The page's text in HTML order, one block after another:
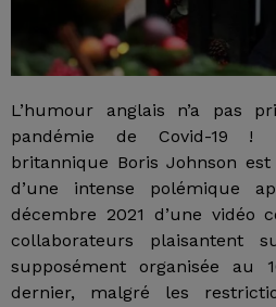
L’humour anglais n’a pas
pandémie de Covid-19 !
britannique Boris Johnson
d’une intense polémique
décembre 2021 d’une vidéo
collaborateurs plaisantent
supposément organisée au
dernier, malgré les